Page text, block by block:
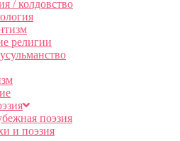
/ колдовство
религии
поэзия
и поэзия